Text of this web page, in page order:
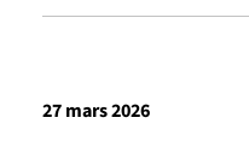
27 mars 2026